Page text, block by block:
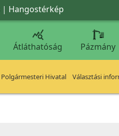
| Hangostérkép

Átláthatóság Pázmány
Polgármesteri Hivatal Választási